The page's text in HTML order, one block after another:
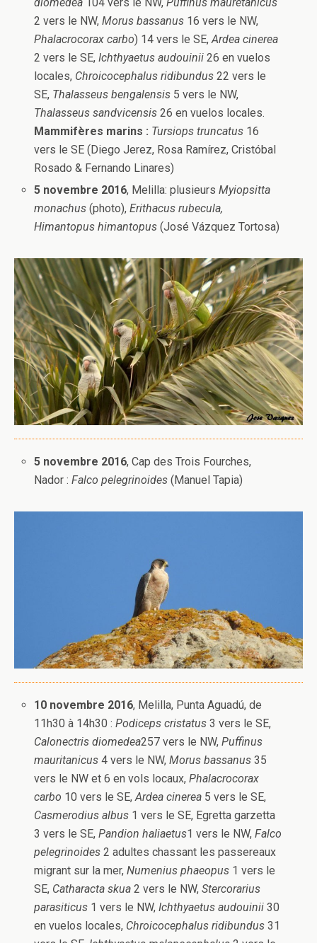
diomedea 104 vers le NW,Puffinus mauretanicus
2 vers le NW,Morus bassanus 16 vers le NW,
Phalacrocorax carbo) 14 vers le SE,Ardea cinerea
2 vers le SE,Ichthyaetus audouinii 26 en vuelos
locales, Chroicocephalus ridibundus 22 vers le
SE, Thalasseus bengalensis 5 vers le NW,
Thalasseus sandvicensis 26 en vuelos locales.
Mammifères marins : Tursiops truncatus 16
vers le SE (Diego Jerez, Rosa Ramírez, Cristóbal
Rosado & Fernando Linares)
5 novembre 2016, Melilla: plusieursMyiopsitta
monachus (photo),Erithacus rubecula,
Himantopus himantopus (José Vázquez Tortosa)
5 novembre 2016, Cap des Trois Fourches,
Nador :Falco pelegrinoides (Manuel Tapia)
10 novembre 2016, Melilla, Punta Aguadú, de
11h30 à 14h30 :Podiceps cristatus 3 vers le SE,
Calonectris diomedea257 vers le NW,Puffinus
mauritanicus 4 vers le NW,Morus bassanus 35
vers le NW et 6 en vols locaux,Phalacrocorax
carbo 10 vers le SE,Ardea cinerea 5 vers le SE,
Casmerodius albus 1 vers le SE, Egretta garzetta
3 vers le SE,Pandion haliaetus1 vers le NW,Falco
pelegrinoides 2 adultes chassant les passereaux
migrant sur la mer,Numenius phaeopus 1 vers le
SE, Catharacta skua 2 vers le NW, Stercorarius
parasiticus 1 vers le NW,Ichthyaetus audouinii 30
en vuelos locales, Chroicocephalus ridibundus 31